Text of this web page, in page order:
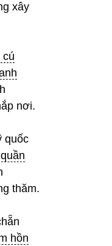
xây
cú
nơi.
quốc
thăm.
hồn